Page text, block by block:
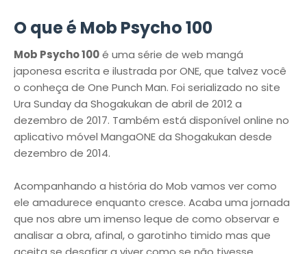
O que é Mob Psycho 100
Mob Psycho 100é uma série de web mangá
japonesa escrita e ilustrada por ONE, que talvez você
o conheça de One Punch Man. Foi serializado no site
Ura Sunday da Shogakukan de abril de 2012 a
dezembro de 2017. Também está disponível online no
aplicativo móvel MangaONE da Shogakukan desde
dezembro de 2014.
Acompanhando a história do Mob vamos ver como
ele amadurece enquanto cresce. Acaba uma jornada
que nos abre um imenso leque de como observar e
analisar a obra, afinal, o garotinho timido mas que